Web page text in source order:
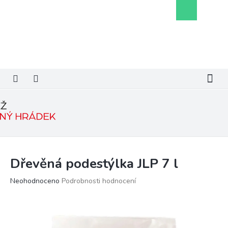
košík
Dřevěná podestýlka JLP 7 l
Průměrné
Neohodnoceno Podrobnosti hodnocení